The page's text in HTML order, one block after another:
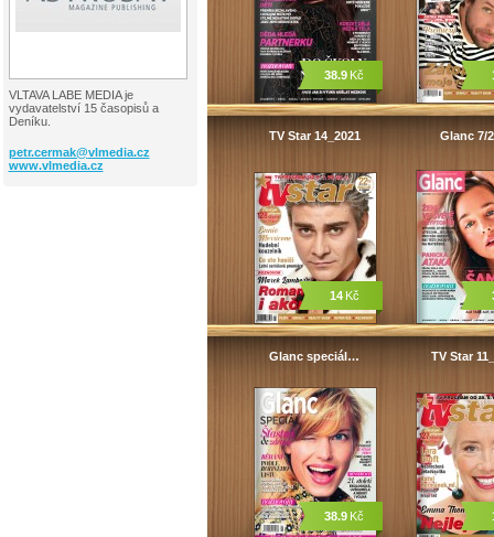
VLTAVA LABE MEDIA je
vydavatelství 15 časopisů a
Deníku.
petr.cermak@vlmedia.cz
www.vlmedia.cz
38.9 Kč
TV Star 14_2021
14Kč
Glanc 7/
Glanc speciál…
38.9 Kč
TV Star